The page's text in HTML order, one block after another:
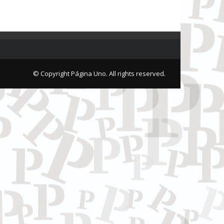
© Copyright Página Uno. All rights reserved.